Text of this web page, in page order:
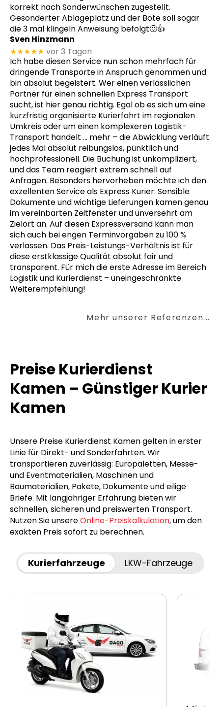
korrekt nach Sonderwünschen zugestellt.
Gesonderter Ablageplatz und der Bote soll sogar
die 3 mal klingeln Anweisung befolgt🙂👍
Sven Hinzmann
★★★★★ vor 3 Tagen
Ich habe diesen Service nun schon mehrfach für
dringende Transporte in Anspruch genommen und
bin absolut begeistert. Wer einen verlässlichen
Partner für einen schnellen Express Transport
sucht, ist hier genau richtig. Egal ob es sich um eine
kurzfristig organisierte Kurierfahrt im regionalen
Umkreis oder um einen komplexeren Logistik-
Transport handelt … mehr – die Abwicklung verläuft
jedes Mal absolut reibungslos, pünktlich und
hochprofessionell. Die Buchung ist unkompliziert,
und das Team reagiert extrem schnell auf
Anfragen. Besonders hervorheben möchte ich den
exzellenten Service als Express Kurier: Sensible
Dokumente und wichtige Lieferungen kamen genau
im vereinbarten Zeitfenster und unversehrt am
Zielort an. Auf diesen Expressversand kann man
sich auch bei engen Terminvorgaben zu 100 %
verlassen. Das Preis-Leistungs-Verhältnis ist für
diese erstklassige Qualität absolut fair und
transparent. Für mich die erste Adresse im Bereich
Logistik und Kurierdienst – uneingeschränkte
Weiterempfehlung!
Mehr unserer Referenzen...
Preise Kurierdienst
Kamen – Günstiger Kurier
Kamen
Unsere Preise Kurierdienst Kamen gelten in erster
Linie für Direkt- und Sonderfahrten. Wir
transportieren zuverlässig: Europaletten, Messe-
und Eventmaterialien, Maschinen und
Baumaterialien, Pakete, Dokumente und eilige
Briefe. Mit langjähriger Erfahrung bieten wir
schnellen, sicheren und preiswerten Transport.
Nutzen Sie unsereOnline-Preiskalkulation, um den
exakten Preis sofort zu berechnen.
Kurierfahrzeuge LKW-Fahrzeuge